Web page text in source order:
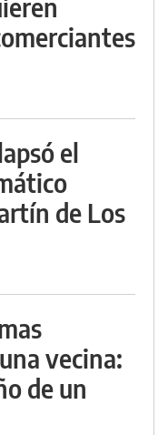
el
de Los
vecina:
de un